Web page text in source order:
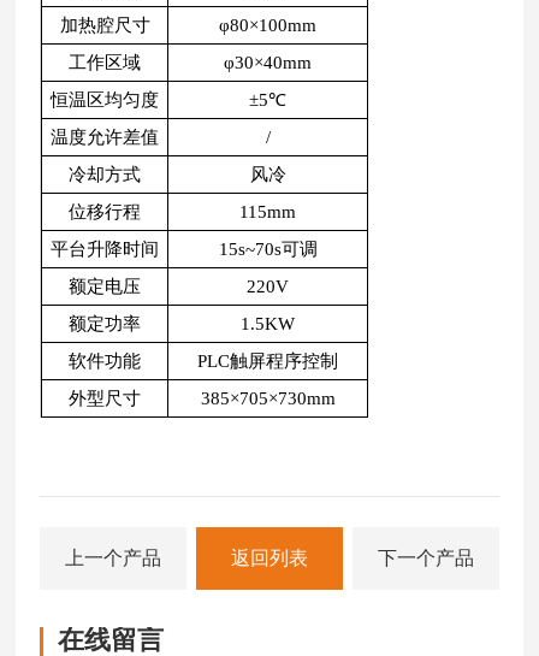
加热腔尺寸
φ80×100mm
工作区域
φ30×40mm
恒温区均匀度
±5℃
温度允许差值
/
冷却方式
风冷
位移行程
115mm
平台升降时间
15s~70s可调
额定电压
220V
额定功率
1.5KW
软件功能
PLC触屏程序控制
外型尺寸
385×705×730mm
上一个产品 返回列表 下一个产品
在线留言